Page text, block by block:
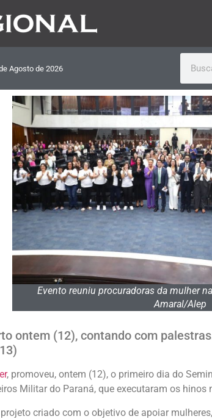
Agostode 2026
Evento reuniu procuradoras da mulher
Amaral/Alep
ontem (12), contando com
, promoveu, ontem (12), o primeiro dia do
Militar do Paraná, que executaram os hinos
criado com o objetivo de apoiar